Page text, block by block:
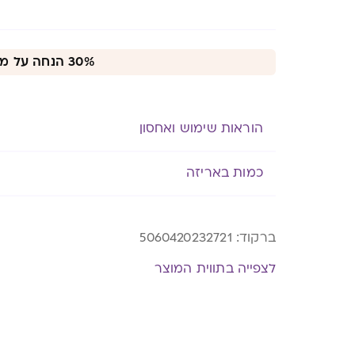
30% הנחה על מגוון מוצרי לנסינו
הוראות שימוש ואחסון
כמות באריזה
ברקוד: 5060420232721
לצפייה בתווית המוצר